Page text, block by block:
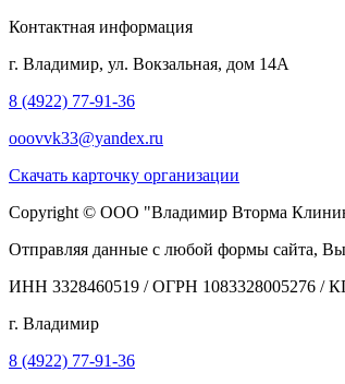
Контактная информация
г. Владимир, ул. Вокзальная, дом 14А
8 (4922) 77-91-36
ooovvk33@yandex.ru
Скачать карточку организации
Copyright © ООО "Владимир Вторма
Отправляя данные с любой формы сайта, Вы
ИНН 3328460519 / ОГРН 1083328005276 /
г. Владимир
8 (4922) 77-91-36